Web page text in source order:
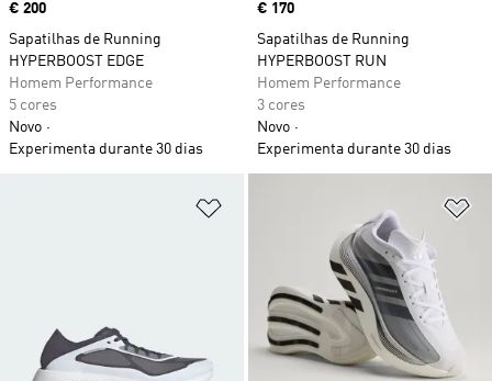
Price
€ 200
Sapatilhas de Running
HYPERBOOST EDGE
Homem Performance
5 cores
Novo
Experimenta durante 30 dias
Price
€ 170
Sapatilhas de Running
HYPERBOOST RUN
Homem Performance
3 cores
Novo
Experimenta durante 30 dias
Adicionar à Lista de Desejos